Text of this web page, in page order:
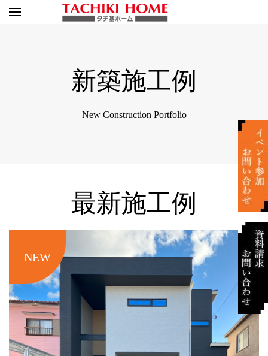
新築施工例
New Construction Portfolio
最新施工例
NEW